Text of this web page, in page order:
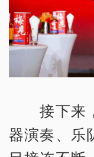
接下来，
器演奏、乐